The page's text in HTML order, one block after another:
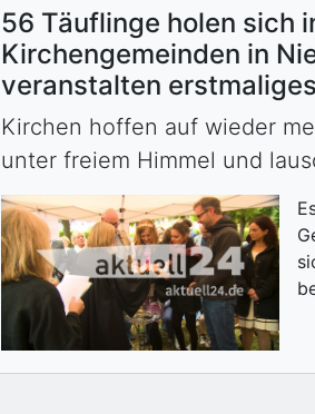
56 Täuflinge holen sich
Kirchengemeinden in
veranstalten
Kirchen hoffen auf wieder
unter freiem Himmel und